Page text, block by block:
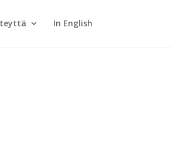
In English